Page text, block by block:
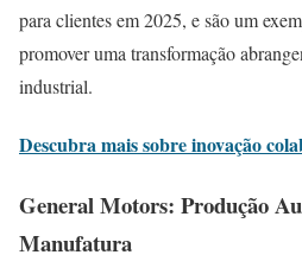
para clientes em 2025, e são um
promover uma transformação
industrial.
Descubra mais sobre inovação
General Motors: Produção
Manufatura